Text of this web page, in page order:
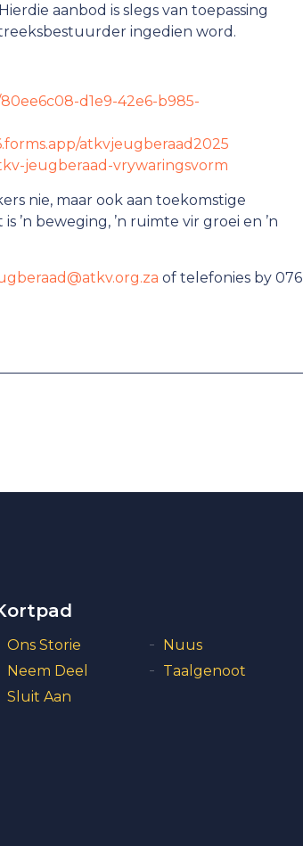
aanbod is slegs van toepassing
ingedien word.
d1e9-42e6-b985-
atkvjeugberaad2025
jeugberaad-vrywaringsvorm
nie, maar ook aan toekomstige
’n beweging, ’n ruimte vir groei en ’n
of telefonies by 076
Ons Storie
Nuus
Neem Deel
Taalgenoot
Sluit Aan